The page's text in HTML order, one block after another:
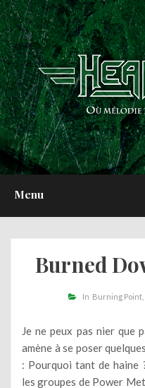
Menu
ACCUEIL
NEWS
CHRONIQUES
INTERVIEWS
REPORTS
A PROPOS
Burned
In Burning Point
Je ne peux pas nier que
amène à se poser
: Pourquoi tant de haine
les groupes de Power